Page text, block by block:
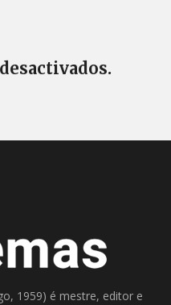
1959) é mestre, editor e